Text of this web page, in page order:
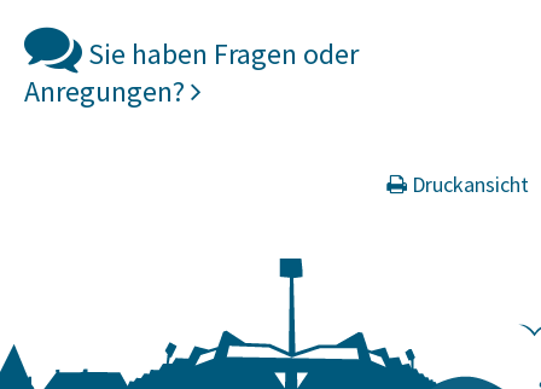
Sie haben Fragen oder
Anregungen?
Druckansicht